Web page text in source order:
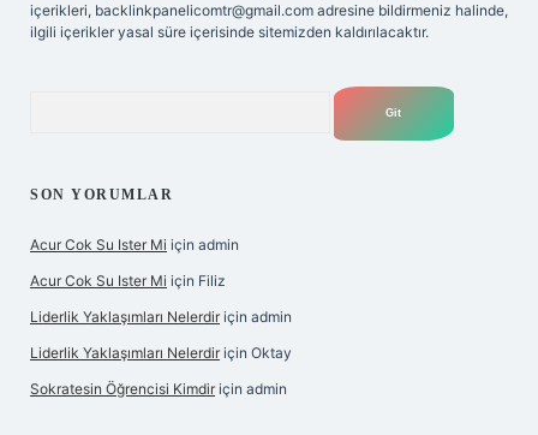
içerikleri, backlinkpanelicomtr@gmail.com adresine bildirmeniz halinde,
ilgili içerikler yasal süre içerisinde sitemizden kaldırılacaktır.
SON YORUMLAR
Acur Cok Su Ister Mi için admin
Acur Cok Su Ister Mi için Filiz
Liderlik Yaklaşımları Nelerdir için admin
Liderlik Yaklaşımları Nelerdir için Oktay
Sokratesin Öğrencisi Kimdir için admin